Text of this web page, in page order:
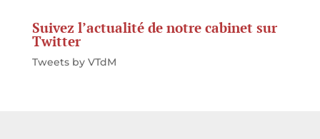
Suivez l’actualité de notre cabinet sur
Twitter
Tweets by VTdM